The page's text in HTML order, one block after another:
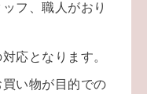
フ、職人がおり
応となります。
買い物が目的での